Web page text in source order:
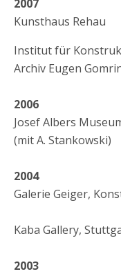
2007
Kunsthaus Rehau
Institut für
Archiv Eugen
2006
Josef Albers
(mit A. Stankowski)
2004
Galerie Geiger,
Kaba Gallery,
2003